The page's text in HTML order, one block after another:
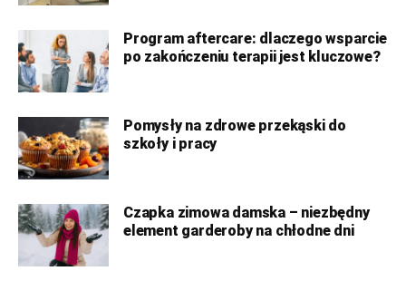
Program aftercare: dlaczego wsparcie
po zakończeniu terapii jest kluczowe?
Pomysły na zdrowe przekąski do
szkoły i pracy
Czapka zimowa damska – niezbędny
element garderoby na chłodne dni